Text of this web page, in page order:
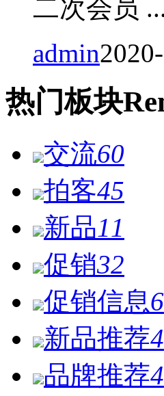
二次会员
admin
热门板块
交流60
拍客45
新品11
促销32
促销信息6
新品推荐4
品牌推荐4